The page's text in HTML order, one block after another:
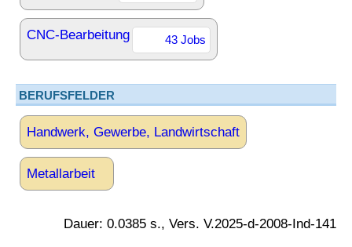
CNC-Bearbeitung 43 Jobs
BERUFSFELDER
Handwerk, Gewerbe, Landwirtschaft
Metallarbeit
Dauer: 0.0385 s., Vers. V.2025-d-2008-Ind-141